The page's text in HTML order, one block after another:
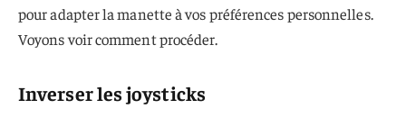
pour adapter la manette à vos préférences personnelles.
Voyons voir comment procéder.
Inverser les joysticks